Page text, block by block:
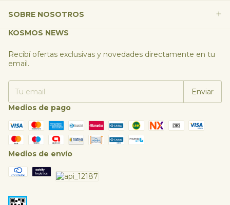
SOBRE NOSOTROS
KOSMOS NEWS
Recibí ofertas exclusivas y novedades directamente en tu
email.
Medios de pago
Medios de envío